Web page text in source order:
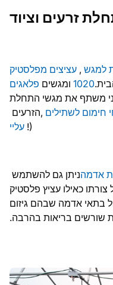
זרעים וציוד
עציצים מפלסטיק , למגש
פלאגים ומגשים 1020
משתף את מגשי התחלת
הזרעים, חימום לשתילים
עליי !)
ניתן גם להשתמשאדמה
כאילו עציץ פלסטיק
בתאי אדמה שבהם גיזום
שורשים בריאות בהרבה.